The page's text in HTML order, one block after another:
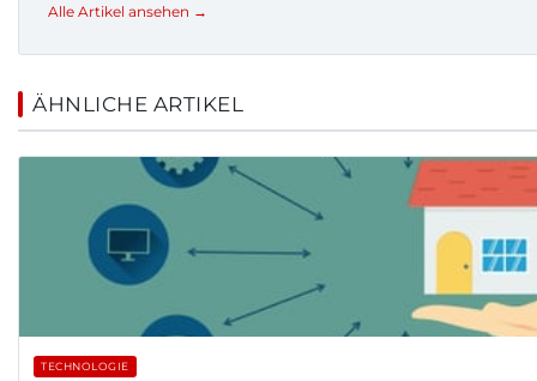
Alle Artikel ansehen →
ÄHNLICHE ARTIKEL
TECHNOLOGIE